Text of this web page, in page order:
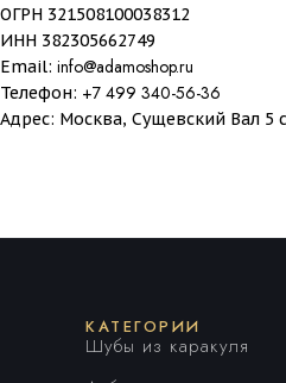
ОГРН 321508100038312
ИНН 382305662749
Email: info@adamoshop.ru
Телефон: +7 499 340-56-36
Адрес: Москва, Сущевский Вал 5
КАТЕГОРИИ
Шубы из каракуля